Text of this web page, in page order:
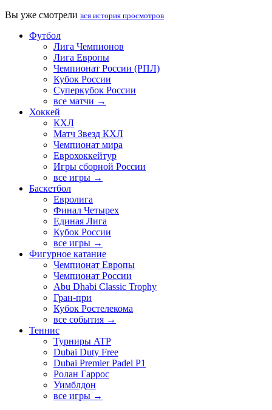
Вы уже смотрели вся история просмотров
Футбол
Лига Чемпионов
Лига Европы
Чемпионат России (РПЛ)
Кубок России
Суперкубок России
все матчи →
Хоккей
КХЛ
Матч Звезд КХЛ
Чемпионат мира
Еврохоккейтур
Игры сборной России
все игры →
Баскетбол
Евролига
Финал Четырех
Единая Лига
Кубок России
все игры →
Фигурное катание
Чемпионат Европы
Чемпионат России
Abu Dhabi Classic Trophy
Гран-при
Кубок Ростелекома
все события →
Теннис
Турниры ATP
Dubai Duty Free
Dubai Premier Padel P1
Ролан Гаррос
Уимблдон
все игры →